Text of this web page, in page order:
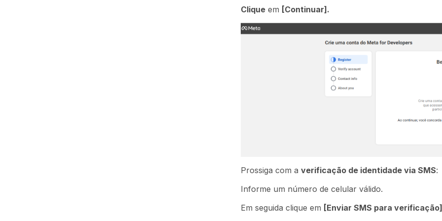
Cliqueem [Continuar].
Prossiga com a verificação de identidade via SMS:
Informe um número de celular válido.
Em seguida clique em [Enviar SMS para